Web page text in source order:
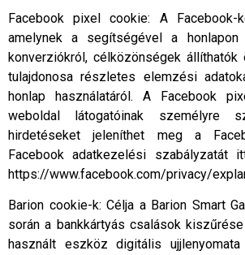
Facebook pixel cookie: A Facebook-
amelynek a segítségével a
konverziókról, célközönségek
tulajdonosa részletes elemzési
honlap használatáról. A Facebook
weboldal látogatóinak személyre
hirdetéseket jeleníthet meg a
Facebook adatkezelési szabályzatát
https://www.facebook.com/privacy/
Barion cookie-k: Célja a Barion Smart
során a bankkártyás csalások
használt eszköz digitális